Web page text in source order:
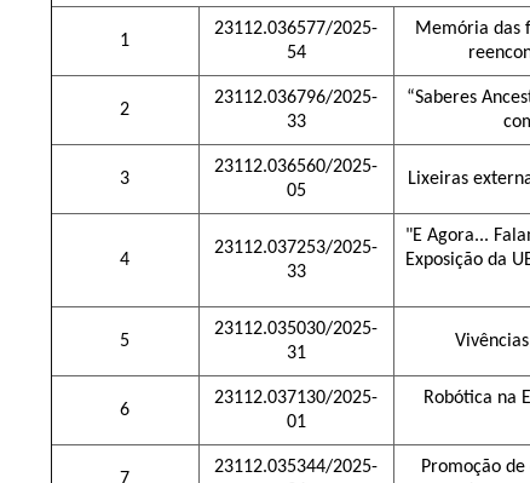
1
23112.036577/2025-
54
Memória das
2
23112.036796/2025-
33
“Saberes
3
23112.036560/2025-
05
Lixeiras
4
23112.037253/2025-
33
"E Agora...
Exposição da
5
23112.035030/2025-
31
6
23112.037130/2025-
01
Robótica na
7
23112.035344/2025-
Promoção